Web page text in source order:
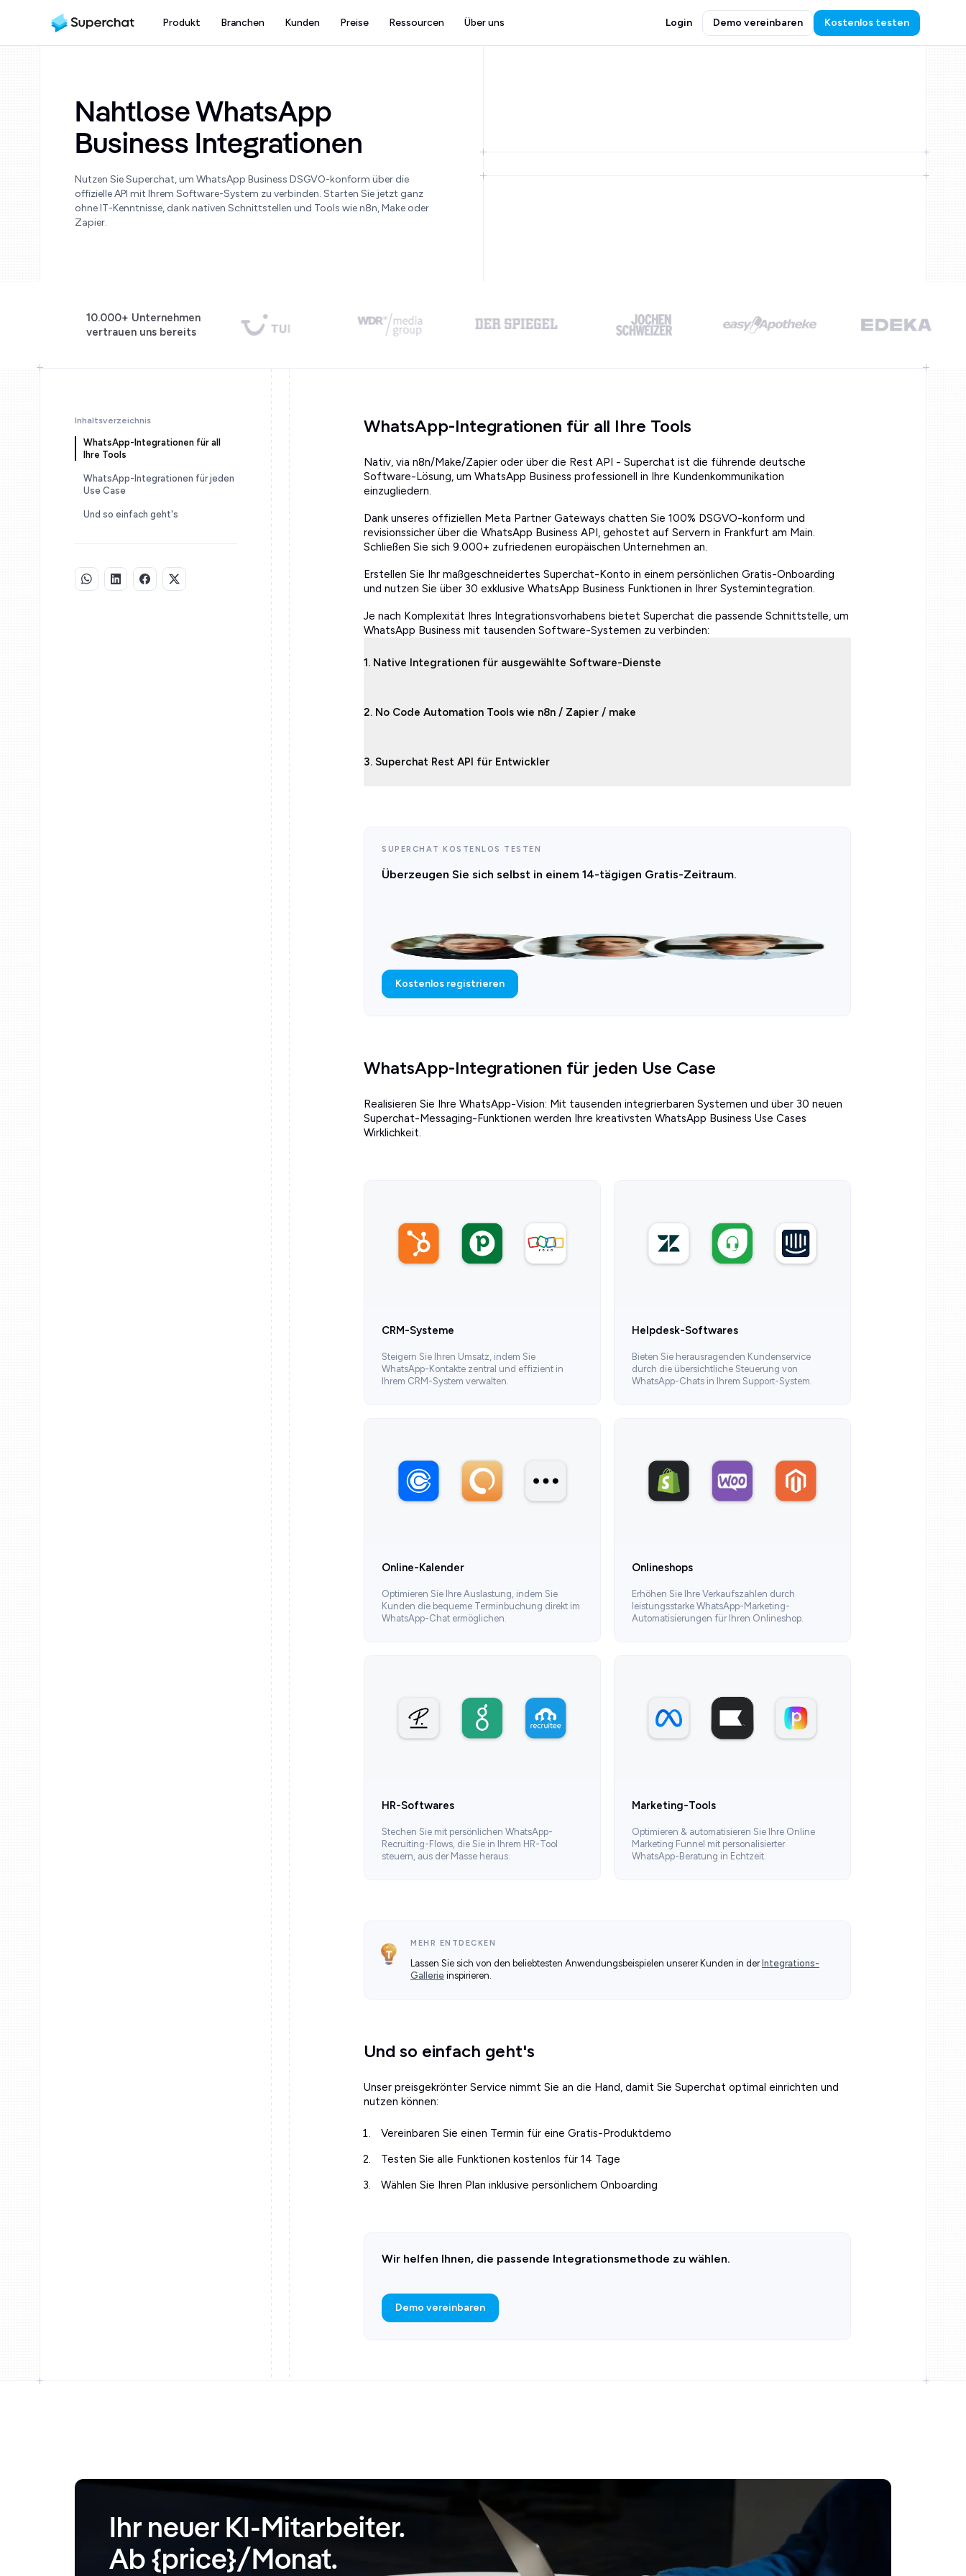
Produkt Branchen Kunden Preise Ressourcen Über uns Login Demo vereinbaren Kostenlos testen
Nahtlose WhatsApp
Business Integrationen
Nutzen Sie Superchat, um WhatsApp Business DSGVO-konform über die
offizielle API mit Ihrem Software-System zu verbinden. Starten Sie jetzt ganz
ohne IT-Kenntnisse, dank nativen Schnittstellen und Tools wie n8n, Make oder
Zapier.
10.000+ Unternehmen
vertrauen uns bereits
Inhaltsverzeichnis
WhatsApp-Integrationen für all
Ihre Tools
WhatsApp-Integrationen für jeden
Use Case
Und so einfach geht's
WhatsApp-Integrationen für all Ihre Tools
Nativ, via n8n/Make/Zapier oder über die Rest API - Superchat ist die führende deutsche
Software-Lösung, um WhatsApp Business professionell in Ihre Kundenkommunikation
einzugliedern.
Dank unseres offiziellen Meta Partner Gateways chatten Sie 100% DSGVO-konform und
revisionssicher über die WhatsApp Business API, gehostet auf Servern in Frankfurt am Main.
Schließen Sie sich 9.000+ zufriedenen europäischen Unternehmen an.
Erstellen Sie Ihr maßgeschneidertes Superchat-Konto in einem persönlichen Gratis-Onboarding
und nutzen Sie über 30 exklusive WhatsApp Business Funktionen in Ihrer Systemintegration.
Je nach Komplexität Ihres Integrationsvorhabens bietet Superchat die passende Schnittstelle, um
WhatsApp Business mit tausenden Software-Systemen zu verbinden:
1. Native Integrationen für ausgewählte Software-Dienste
2. No Code Automation Tools wie n8n / Zapier / make
3. Superchat Rest API für Entwickler
SUPERCHAT KOSTENLOS TESTEN
Überzeugen Sie sich selbst in einem 14-tägigen Gratis-Zeitraum.
Kostenlos registrieren
WhatsApp-Integrationen für jeden Use Case
Realisieren Sie Ihre WhatsApp-Vision: Mit tausenden integrierbaren Systemen und über 30 neuen
Superchat-Messaging-Funktionen werden Ihre kreativsten WhatsApp Business Use Cases
Wirklichkeit.
CRM-Systeme
Steigern Sie Ihren Umsatz, indem Sie
WhatsApp-Kontakte zentral und effizient in
Ihrem CRM-System verwalten.
Helpdesk-Softwares
Bieten Sie herausragenden Kundenservice
durch die übersichtliche Steuerung von
WhatsApp-Chats in Ihrem Support-System.
Online-Kalender
Optimieren Sie Ihre Auslastung, indem Sie
Kunden die bequeme Terminbuchung direkt im
WhatsApp-Chat ermöglichen.
Onlineshops
Erhöhen Sie Ihre Verkaufszahlen durch
leistungsstarke WhatsApp-Marketing-
Automatisierungen für Ihren Onlineshop.
HR-Softwares
Stechen Sie mit persönlichen WhatsApp-
Recruiting-Flows, die Sie in Ihrem HR-Tool
steuern, aus der Masse heraus.
Marketing-Tools
Optimieren & automatisieren Sie Ihre Online
Marketing Funnel mit personalisierter
WhatsApp-Beratung in Echtzeit.
MEHR ENTDECKEN
Lassen Sie sich von den beliebtesten Anwendungsbeispielen unserer Kunden in derIntegrations-
Gallerie inspirieren.
Und so einfach geht's
Unser preisgekrönter Service nimmt Sie an die Hand, damit Sie Superchat optimal einrichten und
nutzen können:
Vereinbaren Sie einen Termin für eine Gratis-Produktdemo
Testen Sie alle Funktionen kostenlos für 14 Tage
Wählen Sie Ihren Plan inklusive persönlichem Onboarding
Wir helfen Ihnen, die passende Integrationsmethode zu wählen.
Demo vereinbaren
Ihr neuer KI-Mitarbeiter.
Ab {price}/Monat.